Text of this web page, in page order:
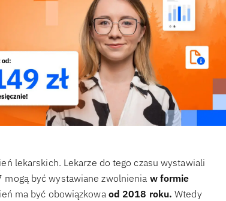
lekarskich. Lekarze do tego czasu wystawiali
być wystawiane zwolnienia w formie
ma być obowiązkowaod 2018 roku. Wtedy